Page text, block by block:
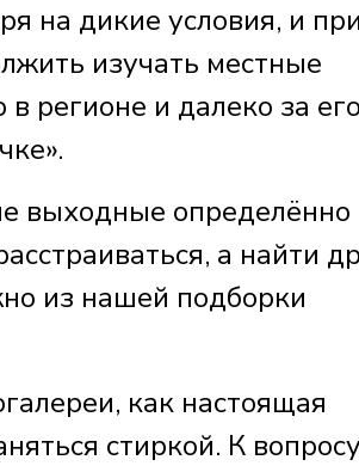
на дикие условия, и при
изучать местные
регионе и далеко за его
выходные определённо
а найти
из нашей подборки
как настоящая
стиркой. К вопросу